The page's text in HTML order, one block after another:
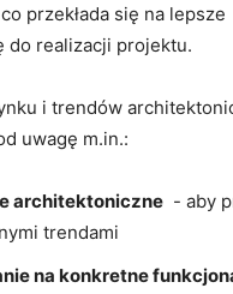
przekłada się na lepsze
do‌ realizacji projektu.
i trendów
uwagę m.in.:
architektoniczne
-​ aby
trendami
na‍ konkretne‌